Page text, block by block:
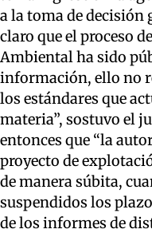
a la toma de decisión
claro que el proceso
Ambiental ha sido
información, ello no
los estándares que
materia”, sostuvo el
entonces que “la
proyecto de
de manera súbita,
suspendidos los
de los informes de